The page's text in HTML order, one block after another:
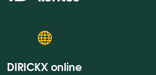

DIRICKX online